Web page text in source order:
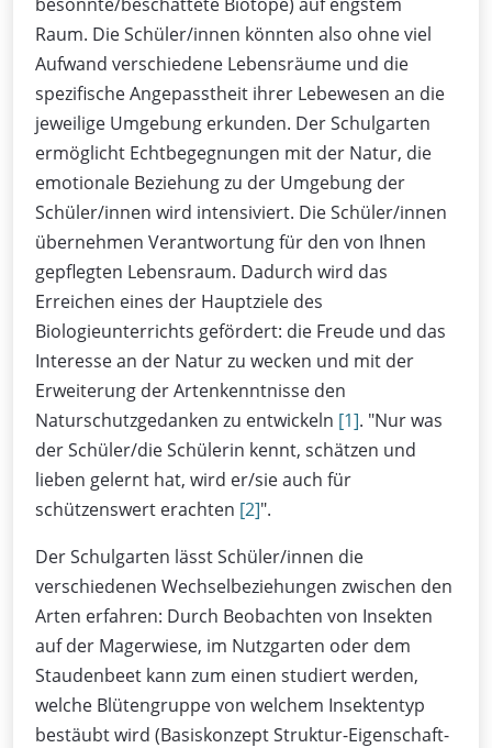
Raum. Die Schüler/innen könnten also ohne viel
Aufwand verschiedene Lebensräume und die
spezifische Angepasstheit ihrer Lebewesen an die
jeweilige Umgebung erkunden. Der Schulgarten
ermöglicht Echtbegegnungen mit der Natur, die
emotionale Beziehung zu der Umgebung der
Schüler/innen wird intensiviert. Die Schüler/innen
übernehmen Verantwortung für den von Ihnen
gepflegten Lebensraum. Dadurch wird das
Erreichen eines der Hauptziele des
Biologieunterrichts gefördert: die Freude und das
Interesse an der Natur zu wecken und mit der
Erweiterung der Artenkenntnisse den
Naturschutzgedanken zu entwickeln [1]. "Nur was
der Schüler/die Schülerin kennt, schätzen und
lieben gelernt hat, wird er/sie auch für
schützenswert erachten [2]".
Der Schulgarten lässt Schüler/innen die
verschiedenen Wechselbeziehungen zwischen den
Arten erfahren: Durch Beobachten von Insekten
auf der Magerwiese, im Nutzgarten oder dem
Staudenbeet kann zum einen studiert werden,
welche Blütengruppe von welchem Insektentyp
bestäubt wird (Basiskonzept Struktur-Eigenschaft-